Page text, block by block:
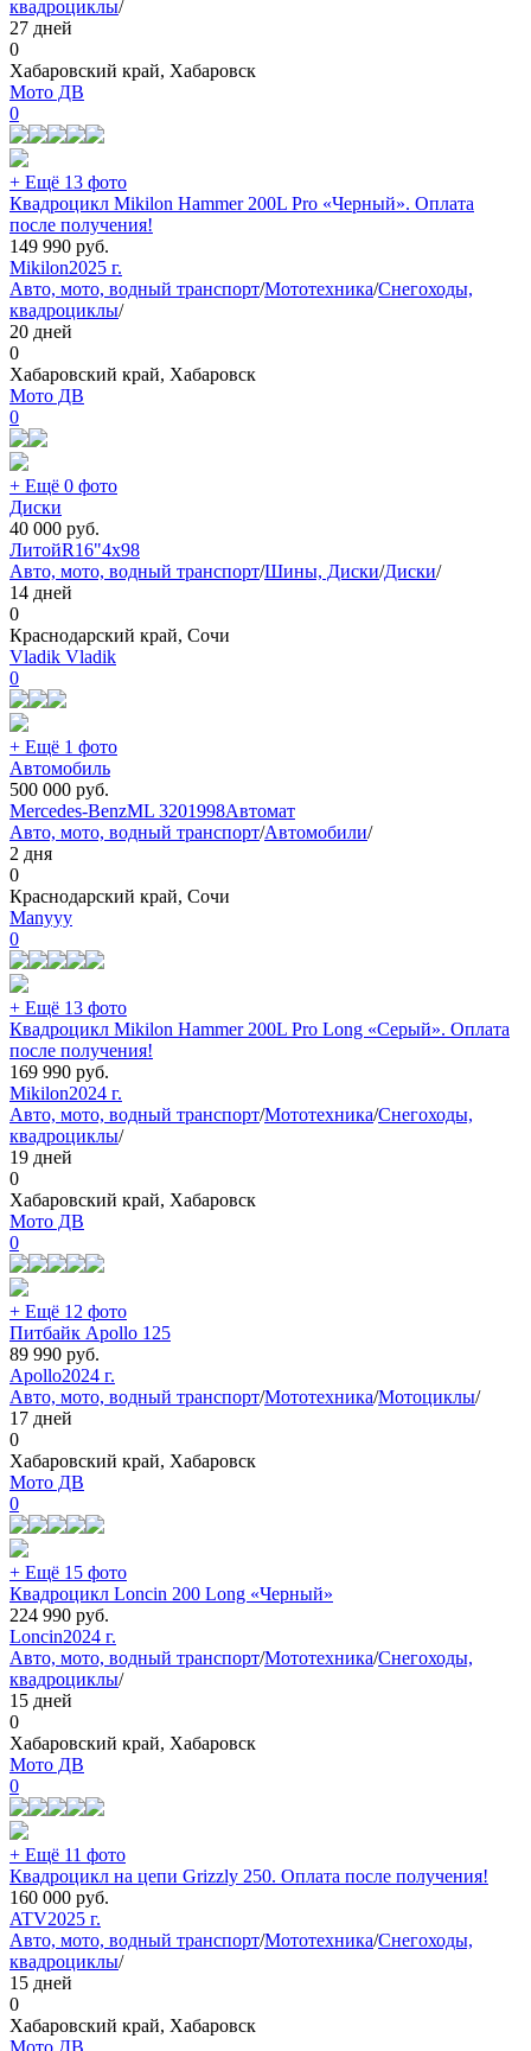
квадроциклы/
27 дней
0
Хабаровский край, Хабаровск
Мото ДВ
0
+ Ещё 13 фото
Квадроцикл Mikilon Hammer 200L Pro «Черный». Оплата
после получения!
149 990 руб.
Mikilon2025 г.
Авто, мото, водный транспорт/Мототехника/Снегоходы,
квадроциклы/
20 дней
0
Хабаровский край, Хабаровск
Мото ДВ
0
+ Ещё 0 фото
Диски
40 000 руб.
ЛитойR16"4x98
Авто, мото, водный транспорт/Шины, Диски/Диски/
14 дней
0
Краснодарский край, Сочи
Vladik Vladik
0
+ Ещё 1 фото
Автомобиль
500 000 руб.
Mercedes-BenzML 3201998Автомат
Авто, мото, водный транспорт/Автомобили/
2 дня
0
Краснодарский край, Сочи
Manyyy
0
+ Ещё 13 фото
Квадроцикл Mikilon Hammer 200L Pro Long «Серый». Оплата
после получения!
169 990 руб.
Mikilon2024 г.
Авто, мото, водный транспорт/Мототехника/Снегоходы,
квадроциклы/
19 дней
0
Хабаровский край, Хабаровск
Мото ДВ
0
+ Ещё 12 фото
Питбайк Apollo 125
89 990 руб.
Apollo2024 г.
Авто, мото, водный транспорт/Мототехника/Мотоциклы/
17 дней
0
Хабаровский край, Хабаровск
Мото ДВ
0
+ Ещё 15 фото
Квадроцикл Loncin 200 Long «Черный»
224 990 руб.
Loncin2024 г.
Авто, мото, водный транспорт/Мототехника/Снегоходы,
квадроциклы/
15 дней
0
Хабаровский край, Хабаровск
Мото ДВ
0
+ Ещё 11 фото
Квадроцикл на цепи Grizzly 250. Оплата после получения!
160 000 руб.
ATV2025 г.
Авто, мото, водный транспорт/Мототехника/Снегоходы,
квадроциклы/
15 дней
0
Хабаровский край, Хабаровск
Мото ДВ